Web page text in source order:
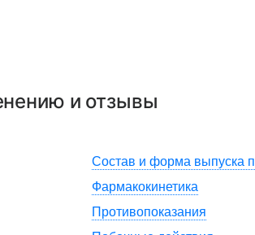
и отзывы
Состав и форма выпуска
Фармакокинетика
Противопоказания